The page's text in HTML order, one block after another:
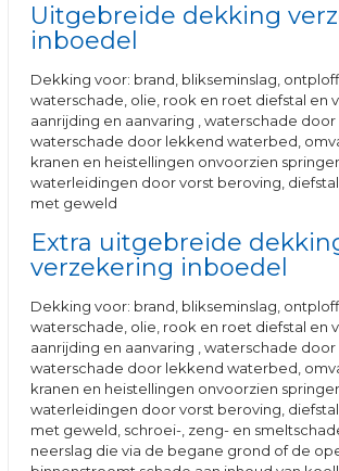
Uitgebreide dekking
inboedel
Dekking voor: brand, blikseminslag,
waterschade, olie, rook en roet diefstal en
aanrijding en aanvaring , waterschade door
waterschade door lekkend waterbed,
kranen en heistellingen onvoorzien
waterleidingen door vorst beroving,
met geweld
Extra uitgebreide
verzekering inboedel
Dekking voor: brand, blikseminslag,
waterschade, olie, rook en roet diefstal en
aanrijding en aanvaring , waterschade door
waterschade door lekkend waterbed,
kranen en heistellingen onvoorzien
waterleidingen door vorst beroving,
met geweld, schroei-, zeng- en
neerslag die via de begane grond of de